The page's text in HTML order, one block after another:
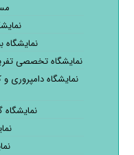
نمایشگاه
نمایشگاه تخصصی
نمایشگاه